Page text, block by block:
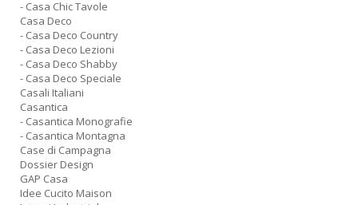
- Casa Chic Tavole
Casa Deco
- Casa Deco Country
- Casa Deco Lezioni
- Casa Deco Shabby
- Casa Deco Speciale
Casali Italiani
Casantica
- Casantica Monografie
- Casantica Montagna
Case di Campagna
Dossier Design
GAP Casa
Idee Cucito Maison